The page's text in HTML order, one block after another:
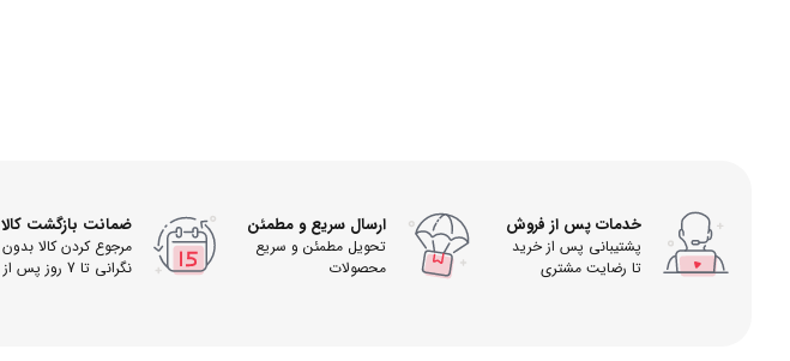
خدمات پس از فروش
پشتیبانی پس از خرید
تا رضایت مشتری
ارسال سریع و مطمئن
تحویل مطمئن و سریع
محصولات
ضمانت بازگشت کالا
مرجوع کردن کالا بدون
نگرانی تا 7 روز پس از